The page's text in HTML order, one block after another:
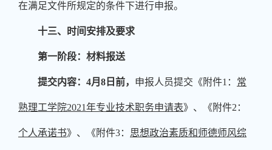
在满足文件所规定的条件下进行申报。
十三、时间安排及要求
第一阶段：材料报送
提交内容： 4月 8 日前， 申报人员提交《附件1 ： 常
熟理工学院2021年专业技术职务申请表》、《附件2 ：
个人承诺书》、《附件3： 思想政治素质和师德师风综